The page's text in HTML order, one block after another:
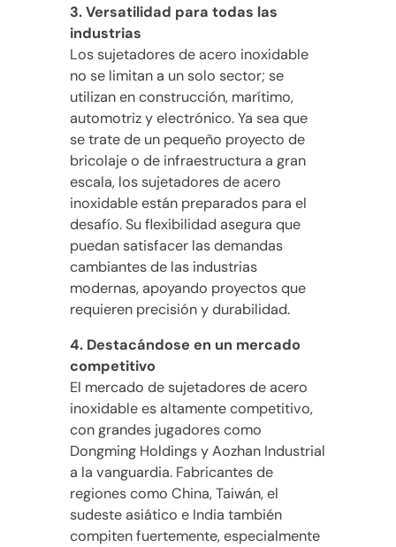
3. Versatilidad para todas las
industrias
Los sujetadores de acero inoxidable
no se limitan a un solo sector; se
utilizan en construcción, marítimo,
automotriz y electrónico. Ya sea que
se trate de un pequeño proyecto de
bricolaje o de infraestructura a gran
escala, los sujetadores de acero
inoxidable están preparados para el
desafío. Su flexibilidad asegura que
puedan satisfacer las demandas
cambiantes de las industrias
modernas, apoyando proyectos que
requieren precisión y durabilidad.
4. Destacándose en un mercado
competitivo
El mercado de sujetadores de acero
inoxidable es altamente competitivo,
con grandes jugadores como
Dongming Holdings y Aozhan Industrial
a la vanguardia. Fabricantes de
regiones como China, Taiwán, el
sudeste asiático e India también
compiten fuertemente, especialmente